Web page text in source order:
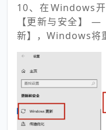
10、在Windows
【更新与安全】
新】，Windows将